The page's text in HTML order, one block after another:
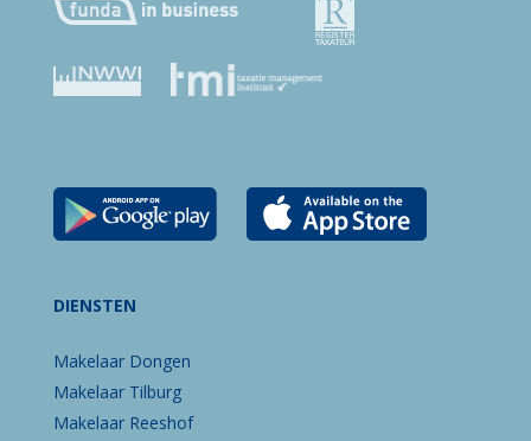
DIENSTEN
Makelaar Dongen
Makelaar Tilburg
Makelaar Reeshof